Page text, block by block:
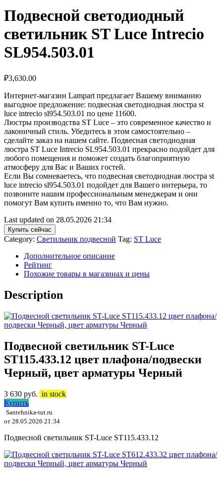
Подвесной светодиодный
светильник ST Luce Intrecio
SL954.503.01
₽3,630.00
Интернет-магазин Lampart предлагает Вашему вниманию
выгодное предложение: подвесная светодиодная люстра st
luce intrecio sl954.503.01 по цене 11600.
Люстры производства ST Luce – это современное качество и
лаконичный стиль. Убедитесь в этом самостоятельно –
сделайте заказ на нашем сайте. Подвесная светодиодная
люстра ST Luce Intrecio SL954.503.01 прекрасно подойдет для
любого помещения и поможет создать благоприятную
атмосферу для Вас и Ваших гостей.
Если Вы сомневаетесь, что подвесная светодиодная люстра st
luce intrecio sl954.503.01 подойдет для Вашего интерьера, то
позвоните нашим профессиональным менеджерам и они
помогут Вам купить именно то, что Вам нужно.
Last updated on 28.05.2026 21:34
Купить сейчас
Category: Светильник подвесной Tag: ST Luce
Дополнительное описание
Рейтинг
Похожие товары в магазинах и цены
Description
Подвесной светильник ST-Luce
ST115.433.12 цвет плафона/подвески
Черный, цвет арматуры Черный
3 630 руб. in stock
Купить
Santehnika-tut.ru
от 28.05.2026 21:34
Подвесной светильник ST-Luce ST115.433.12